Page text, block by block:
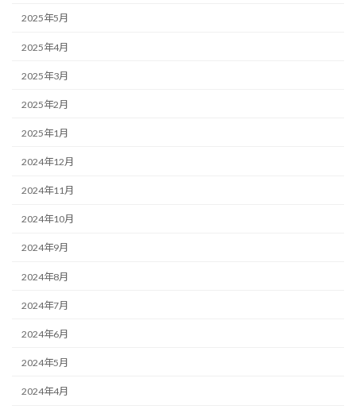
2025年5月
2025年4月
2025年3月
2025年2月
2025年1月
2024年12月
2024年11月
2024年10月
2024年9月
2024年8月
2024年7月
2024年6月
2024年5月
2024年4月